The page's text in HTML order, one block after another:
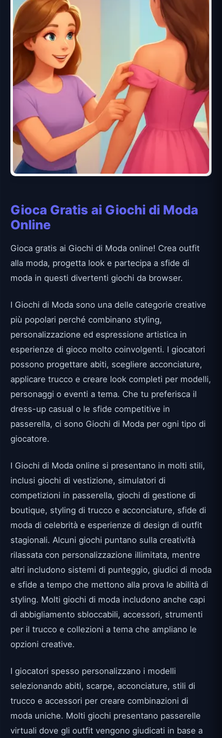
Gioca Gratis ai Giochi di Moda
Online
Gioca gratis ai Giochi di Moda online! Crea outfit
alla moda, progetta look e partecipa a sfide di
moda in questi divertenti giochi da browser.
I Giochi di Moda sono una delle categorie creative
più popolari perché combinano styling,
personalizzazione ed espressione artistica in
esperienze di gioco molto coinvolgenti. I giocatori
possono progettare abiti, scegliere acconciature,
applicare trucco e creare look completi per modelli,
personaggi o eventi a tema. Che tu preferisca il
dress-up casual o le sfide competitive in
passerella, ci sono Giochi di Moda per ogni tipo di
giocatore.
I Giochi di Moda online si presentano in molti stili,
inclusi giochi di vestizione, simulatori di
competizioni in passerella, giochi di gestione di
boutique, styling di trucco e acconciature, sfide di
moda di celebrità e esperienze di design di outfit
stagionali. Alcuni giochi puntano sulla creatività
rilassata con personalizzazione illimitata, mentre
altri includono sistemi di punteggio, giudici di moda
e sfide a tempo che mettono alla prova le abilità di
styling. Molti giochi di moda includono anche capi
di abbigliamento sbloccabili, accessori, strumenti
per il trucco e collezioni a tema che ampliano le
opzioni creative.
I giocatori spesso personalizzano i modelli
selezionando abiti, scarpe, acconciature, stili di
trucco e accessori per creare combinazioni di
moda uniche. Molti giochi presentano passerelle
virtuali dove gli outfit vengono giudicati in base a